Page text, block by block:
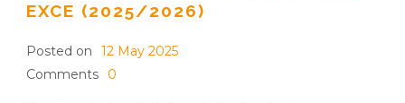
EXCE (2025/2026)
Posted on
12 May 2025
Comments
0